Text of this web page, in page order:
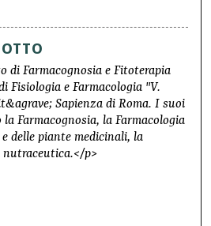
di Farmacognosia e Fitoterapia
Fisiologia e Farmacologia "V.
Sapienza di Roma. I suoi
Farmacognosia, la Farmacologia
delle piante medicinali, la
nutraceutica.</p>